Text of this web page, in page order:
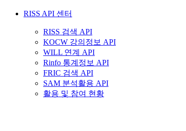
RISS API 센터
RISS 검색 API
KOCW 강의정보 API
WILL 연계 API
Rinfo 통계정보 API
FRIC 검색 API
SAM 분석활용 API
활용 및 참여 현황